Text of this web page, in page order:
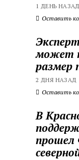
1 ДЕНЬ НАЗАД
Оставить
может
размер
2 ДНЯ НАЗАД
Оставить
В
прошел